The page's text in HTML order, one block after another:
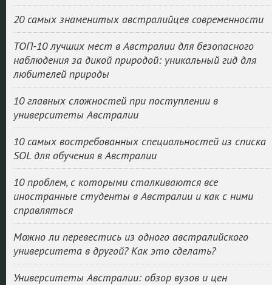
20 самых знаменитых австралийцев современности
ТОП-10 лучших мест в Австралии для безопасного
наблюдения за дикой природой: уникальный гид для
любителей природы
10 главных сложностей при поступлении в
университеты Австралии
10 самых востребованных специальностей из списка
SOL для обучения в Австралии
10 проблем, с которыми сталкиваются все
иностранные студенты в Австралии и как с ними
справляться
Можно ли перевестись из одного австралийского
университета в другой? Как это сделать?
Университеты Австралии: обзор вузов и цен